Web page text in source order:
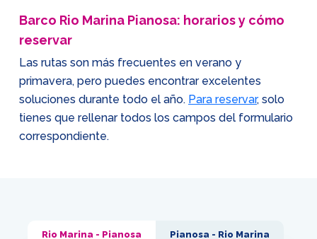
Barco Rio Marina Pianosa: horarios y cómo
reservar
Las rutas son más frecuentes en verano y
primavera, pero puedes encontrar excelentes
soluciones durante todo el año. Para reservar, solo
tienes que rellenar todos los campos del formulario
correspondiente.
Rio Marina - Pianosa Pianosa - Rio Marina